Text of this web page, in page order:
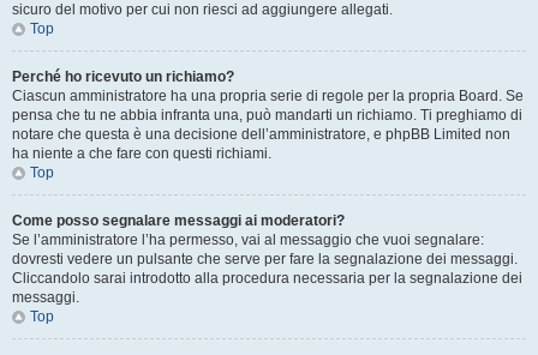
sicuro del motivo per cui non riesci ad aggiungere allegati.
Top
Perché ho ricevuto un richiamo?
Ciascun amministratore ha una propria serie di regole per la propria Board. Se
pensa che tu ne abbia infranta una, può mandarti un richiamo. Ti preghiamo di
notare che questa è una decisione dell’amministratore, e phpBB Limited non
ha niente a che fare con questi richiami.
Top
Come posso segnalare messaggi ai moderatori?
Se l’amministratore l’ha permesso, vai al messaggio che vuoi segnalare:
dovresti vedere un pulsante che serve per fare la segnalazione dei messaggi.
Cliccandolo sarai introdotto alla procedura necessaria per la segnalazione dei
messaggi.
Top